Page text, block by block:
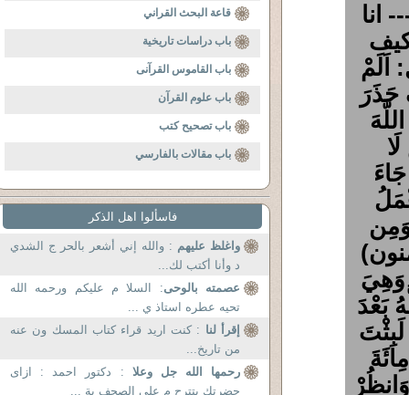
انا
اَلَمْ
حَذَرَ
جَاءَ
وَمِن
(99-100 مؤمنون)
وَهِيَ
بَعْدَ
لَبِثْتَ
قاعة البحث القراني
باب دراسات تاريخية
باب القاموس القرآنى
باب علوم القرآن
باب تصحيح كتب
باب مقالات بالفارسي
فاسألوا اهل الذكر
واغلظ عليهم : والله إني أشعر بالحر ج الشدي
د وأنا أكتب لك...
عصمته بالوحى: السلا م عليكم ورحمه الله
تحيه عطره استاذ ي ...
إقرأ لنا : كنت اريد قراء كتاب المسك ون عنه
من تاريخ...
رحمها الله جل وعلا : دكتور احمد : ازاى
حضرتك بتترح م على الصحف ية ...